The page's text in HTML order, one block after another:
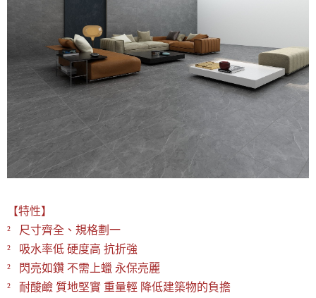
【特性】
² 尺寸齊全、規格劃一
² 吸水率低 硬度高 抗折強
² 閃亮如鑽 不需上蠟 永保亮麗
² 耐酸鹼 質地堅實 重量輕 降低建築物的負擔